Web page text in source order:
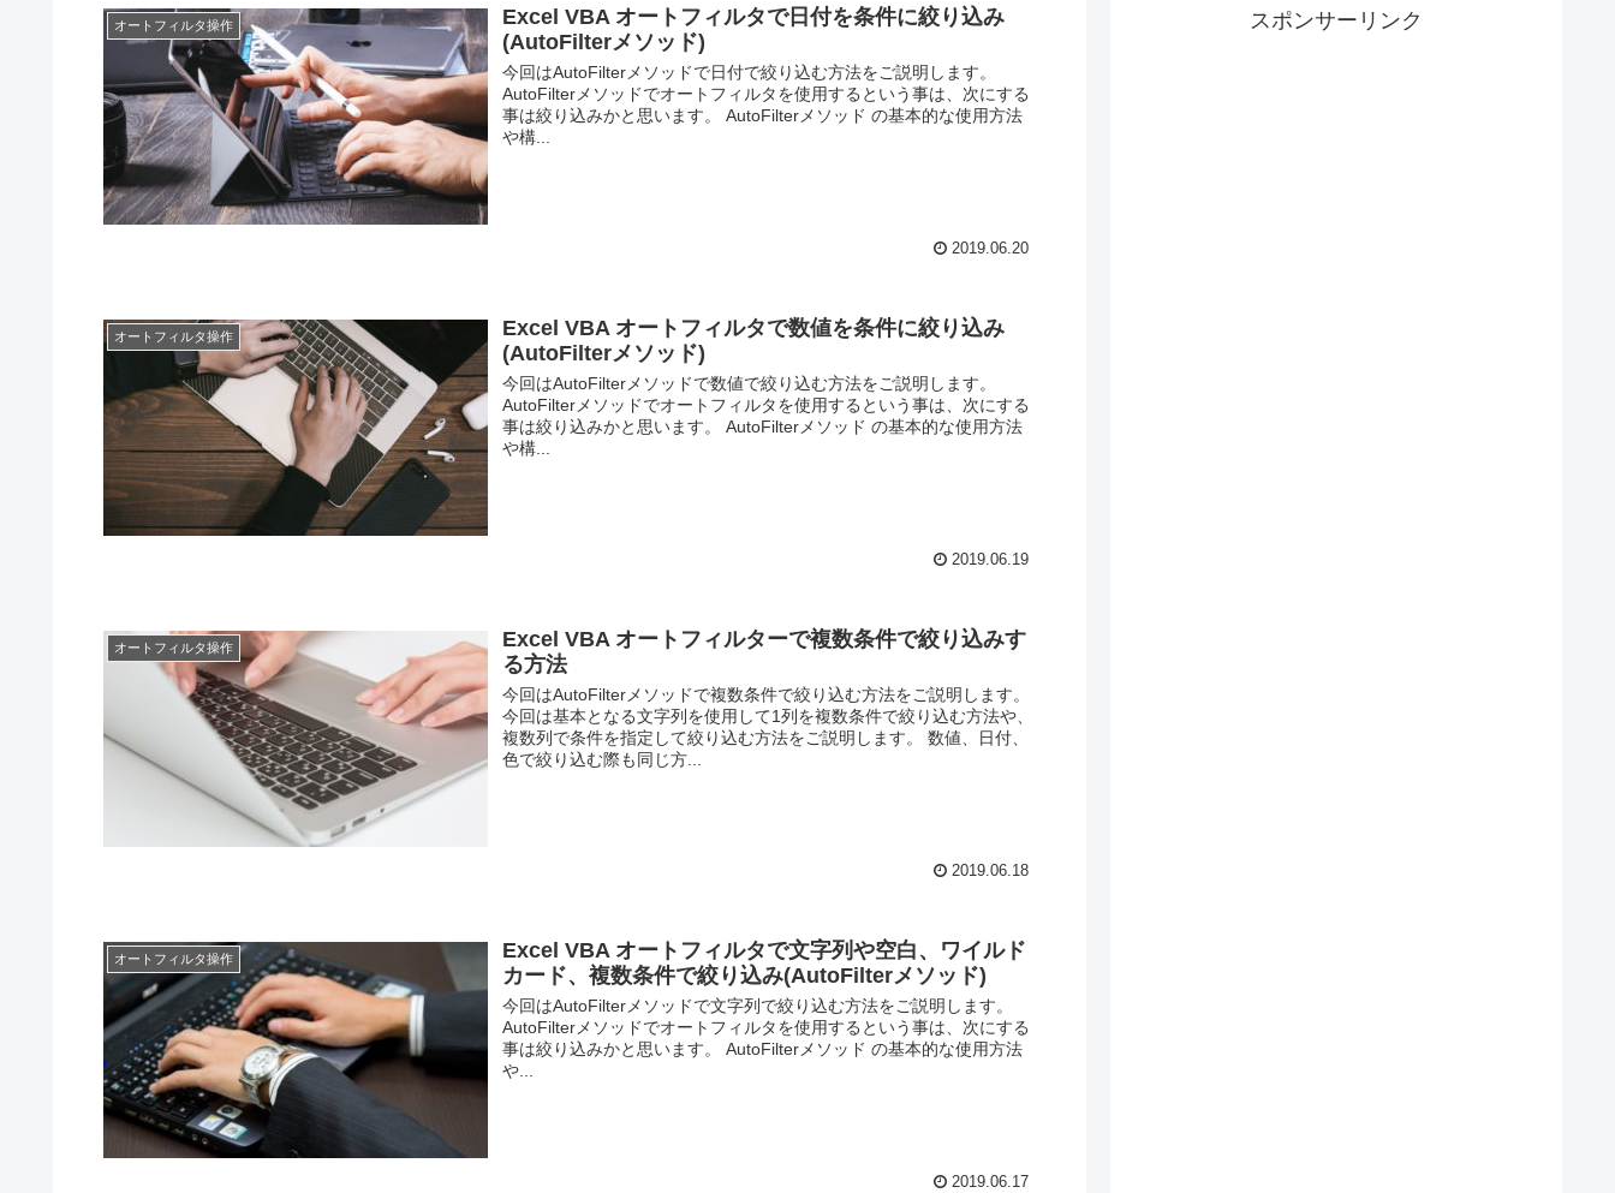
オートフィルタ操作
Excel VBA オートフィルタで日付を条件に絞り込み
(AutoFilterメソッド)
今回はAutoFilterメソッドで日付で絞り込む方法をご説明します。
AutoFilterメソッドでオートフィルタを使用するという事は、次にする
事は絞り込みかと思います。 AutoFilterメソッド の基本的な使用方法
や構...
2019.06.20
オートフィルタ操作
Excel VBA オートフィルタで数値を条件に絞り込み
(AutoFilterメソッド)
今回はAutoFilterメソッドで数値で絞り込む方法をご説明します。
AutoFilterメソッドでオートフィルタを使用するという事は、次にする
事は絞り込みかと思います。 AutoFilterメソッド の基本的な使用方法
や構...
2019.06.19
オートフィルタ操作
Excel VBA オートフィルターで複数条件で絞り込みす
る方法
今回はAutoFilterメソッドで複数条件で絞り込む方法をご説明します。
今回は基本となる文字列を使用して1列を複数条件で絞り込む方法や、
複数列で条件を指定して絞り込む方法をご説明します。 数値、日付、
色で絞り込む際も同じ方...
2019.06.18
オートフィルタ操作
Excel VBA オートフィルタで文字列や空白、ワイルド
カード、複数条件で絞り込み(AutoFilterメソッド)
今回はAutoFilterメソッドで文字列で絞り込む方法をご説明します。
AutoFilterメソッドでオートフィルタを使用するという事は、次にする
事は絞り込みかと思います。 AutoFilterメソッド の基本的な使用方法
や...
2019.06.17
スポンサーリンク